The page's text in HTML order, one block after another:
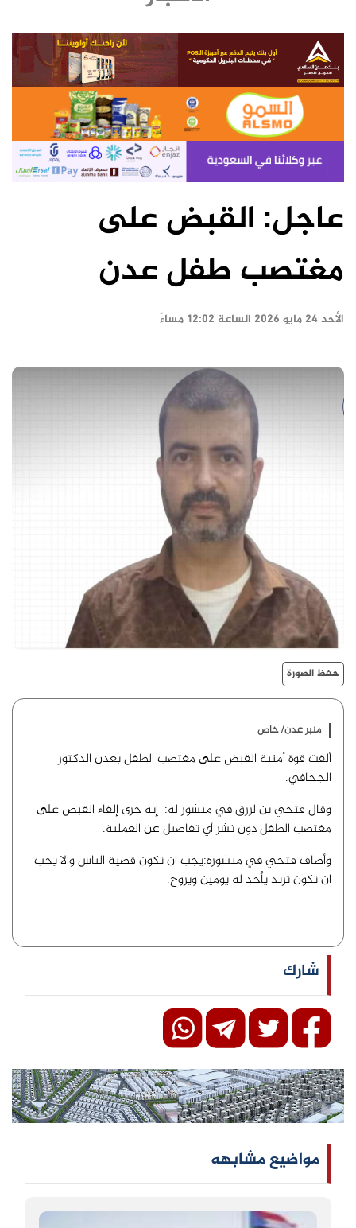
عاجل: القبض على
مغتصب طفل عدن
الأحد ٢٤ مايو ٢٠٢٦ الساعة ١٢:٠٢ مساءً
حفظ الصورة
منبر عدن/ خاص
ألقت قوة أمنية القبض على مغتصب الطفل بعدن الدكتور
الجحافي.
وقال فتحي بن لزرق في منشور له: إنه جرى إلقاء القبض على
مغتصب الطفل دون نشر أي تفاصيل عن العملية.
وأضاف فتحي في منشوره:يجب ان تكون قضية الناس والا يجب
ان تكون ترند يأخذ له يومين ويروح.
شارك
مواضيع مشابهه